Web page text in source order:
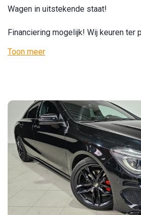
Wagen in uitstekende staat!
Financiering mogelijk! Wij keuren ter
Toon meer